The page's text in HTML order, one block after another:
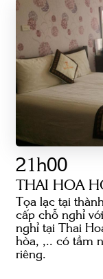
21h00
THAI HOA
Tọa lạc tại
cấp chỗ nghỉ
nghỉ tại Thai
hòa, ,.. có tầm
riêng.